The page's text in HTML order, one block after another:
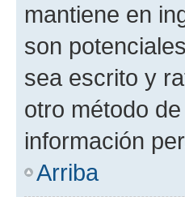
mantiene en
son
sea escrito y
otro método
información
Arriba